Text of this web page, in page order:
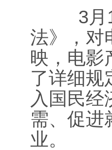
3月1日
法》，对
映，电影
了详细规
入国民经
需、促进
业。